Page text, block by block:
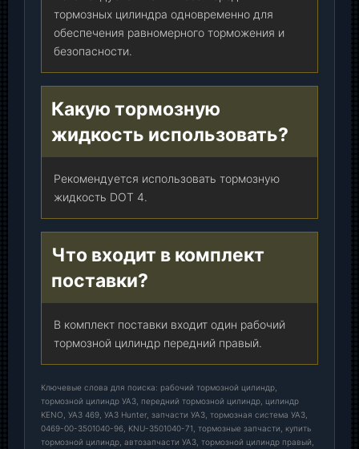
тормозных цилиндра одновременно для
обеспечения равномерного торможения и
безопасности.
Какую тормозную
жидкость использовать?
Рекомендуется использовать тормозную
жидкость DOT 4.
Что входит в комплект
поставки?
В комплект поставки входит один рабочий
тормозной цилиндр передний правый.
Ключевые слова для поиска: рабочий тормозной цилиндр,
тормозной цилиндр УАЗ, передний тормозной цилиндр, цилиндр
KENO, УАЗ 469, УАЗ Hunter, запчасти УАЗ, тормозная система УАЗ,
0469-00-3501040-96, KNU-3501040-71, тормозные запчасти, купить
тормозной цилиндр, автозапчасти УАЗ, тормозной цилиндр правый,